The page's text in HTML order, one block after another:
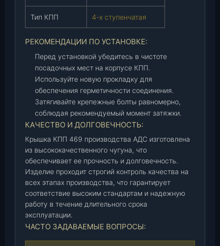
2
Тип КПП 4-х ступенчатая
РЕКОМЕНДАЦИИ ПО УСТАНОВКЕ:
Перед установкой убедитесь в чистоте
посадочных мест на корпусе КПП.
Используйте новую прокладку для
обеспечения герметичности соединения.
Затягивайте крепежные болты равномерно,
соблюдая рекомендуемый момент затяжки.
КАЧЕСТВО И ДОЛГОВЕЧНОСТЬ:
Крышка КПП 469 производства АДС изготовлена
из высококачественного чугуна, что
обеспечивает ее прочность и долговечность.
Изделие проходит строгий контроль качества на
всех этапах производства, что гарантирует
соответствие высоким стандартам и надежную
работу в течение длительного срока
эксплуатации.
ЧАСТО ЗАДАВАЕМЫЕ ВОПРОСЫ: